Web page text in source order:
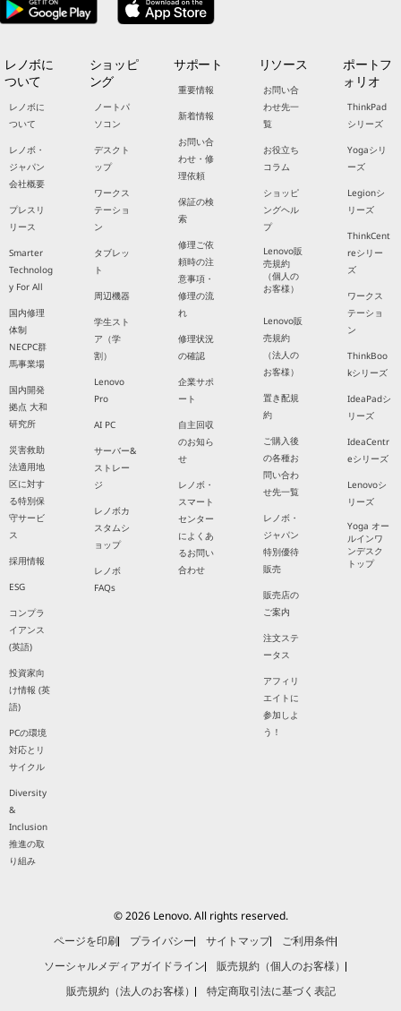
レノボに
ついて
レノボに
ついて
レノボ・
ジャパン
会社概要
プレスリ
リース
Smarter
Technolog
y For All
国内修理
体制
NECPC群
馬事業場
国内開発
拠点 大和
研究所
災害救助
法適用地
区に対す
る特別保
守サービ
ス
採用情報
ESG
コンプラ
イアンス
(英語)
投資家向
け情報 (英
語)
PCの環境
対応とリ
サイクル
Diversity
&
Inclusion
推進の取
り組み
ショッピ
ング
ノートパ
ソコン
デスクト
ップ
ワークス
テーショ
ン
タブレッ
ト
周辺機器
学生スト
ア（学
割）
Lenovo
Pro
AI PC
サーバー&
ストレー
ジ
レノボカ
スタムシ
ョップ
レノボ
FAQs
サポート
重要情報
新着情報
お問い合
わせ・修
理依頼
保証の検
索
修理ご依
頼時の注
意事項・
修理の流
れ
修理状況
の確認
企業サポ
ート
自主回収
のお知ら
せ
レノボ・
スマート
センター
によくあ
るお問い
合わせ
リソース
お問い合
わせ先一
覧
お役立ち
コラム
ショッピ
ングヘル
プ
Lenovo販
売規約
（個人の
お客様）
Lenovo販
売規約
（法人の
お客様）
置き配規
約
ご購入後
の各種お
問い合わ
せ先一覧
レノボ・
ジャパン
特別優待
販売
販売店の
ご案内
注文ステ
ータス
アフィリ
エイトに
参加しよ
う！
ポートフ
ォリオ
ThinkPad
シリーズ
Yogaシリ
ーズ
Legionシ
リーズ
ThinkCent
reシリー
ズ
ワークス
テーショ
ン
ThinkBoo
kシリーズ
IdeaPadシ
リーズ
IdeaCentr
eシリーズ
Lenovoシ
リーズ
Yoga オー
ルインワ
ンデスク
トップ
© 2026 Lenovo. All rights reserved.
ページを印刷
プライバシー サイトマップ
ご利用条件
ソーシャルメディアガイドライン
販売規約（個人のお客様）
販売規約（法人のお客様）
特定商取引法に基づく表記